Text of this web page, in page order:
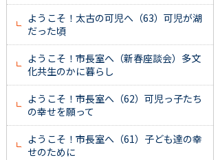
ようこそ！太古の可児へ（63）可児が湖
だった頃
ようこそ！市長室へ（新春座談会）多文
化共生のかに暮らし
ようこそ！市長室へ（62）可児っ子たち
の幸せを願って
ようこそ！市長室へ（61）子ども達の幸
せのために